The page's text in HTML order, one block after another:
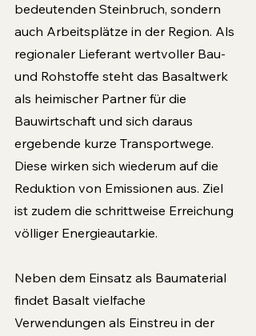
bedeutenden Steinbruch, sondern
auch Arbeitsplätze in der Region. Als
regionaler Lieferant wertvoller Bau-
und Rohstoffe steht das Basaltwerk
als heimischer Partner für die
Bauwirtschaft und sich daraus
ergebende kurze Transportwege.
Diese wirken sich wiederum auf die
Reduktion von Emissionen aus. Ziel
ist zudem die schrittweise Erreichung
völliger Energieautarkie.
Neben dem Einsatz als Baumaterial
findet Basalt vielfache
Verwendungen als Einstreu in der